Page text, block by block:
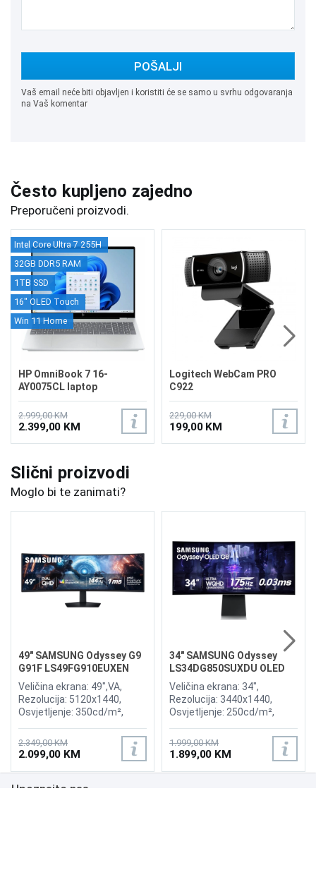
POŠALJI
Vaš email neće biti objavljen i koristiti će se samo u svrhu odgovaranja
na Vaš komentar
Često kupljeno zajedno
Preporučeni proizvodi.
Intel Core Ultra 7 255H
32GB DDR5 RAM
1TB SSD
16" OLED Touch
Win 11 Home
HP OmniBook 7 16-
AY0075CL laptop
B94P0UAR REFURBISHED
2.999,00 KM
2.399,00 KM
Logitech WebCam PRO
C922
229,00 KM
199,00 KM
Slični proizvodi
Moglo bi te zanimati?
49" SAMSUNG Odyssey G9
G91F LS49FG910EUXEN
144Hz Gaming Curved
Display
Veličina ekrana: 49",VA,
Rezolucija: 5120x1440,
Osvjetljenje: 350cd/m²,
Osvježenje: 144Hz, AMD
FreeSync Premium Pro,
Priključci: 2xHDMI 2.1,
DisplayPort, 2xUSB 3.2, USB-
B
2.349,00 KM
2.099,00 KM
34" SAMSUNG Odyssey
LS34DG850SUXDU OLED
G8 175Hz Gaming Curved
Display
Veličina ekrana: 34",
Rezolucija: 3440x1440,
Osvjetljenje: 250cd/m²,
Osvježenje: 175Hz, AMD
FreeSync Premium,
Wireless LAN, Bluetooth ,
Priključci: 2xHDMI,
1.999,00 KM
1.899,00 KM
Upoznajte nas